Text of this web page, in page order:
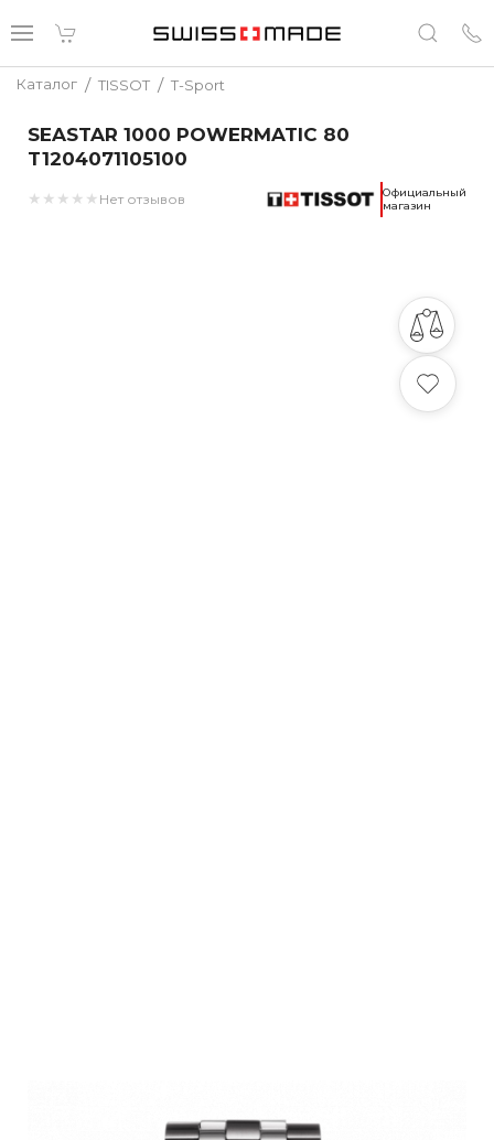
Каталог / TISSOT / T-Sport
SEASTAR 1000 POWERMATIC 80
T1204071105100
★ ★ ★ ★ ★ Нет отзывов
Официальный
магазин